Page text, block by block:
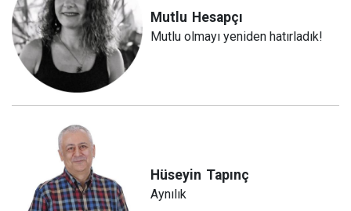
Mutlu Hesapçı
Mutlu olmayı yeniden hatırladık!
Hüseyin Tapınç
Aynılık